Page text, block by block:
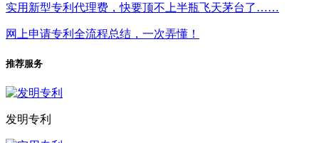
实用新型专利代理费，快要顶不上半瓶飞天茅台了……
网上申请专利全流程总结，一次弄懂！
推荐服务
发明专利